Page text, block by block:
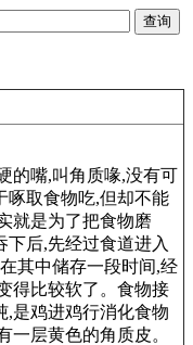
的嘴,叫角质喙,没有可
啄取食物吃,但却不能
就是为了把食物磨
后,先经过食道进入
其中储存一段时间,经
得比较软了。食物接
,是鸡进鸡行消化食物
一层黄色的角质皮。